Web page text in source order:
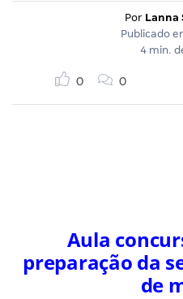
Por Lanna
Publicado
4 min.
0 0
Aula
preparação da
de